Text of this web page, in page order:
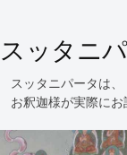
スッタニ